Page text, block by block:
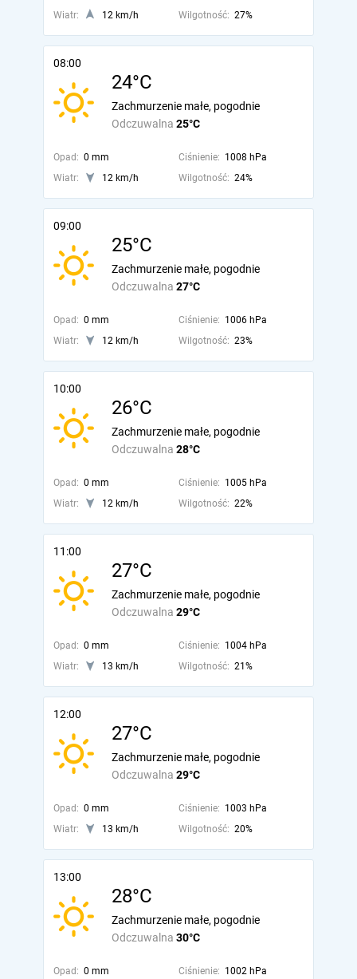
Wiatr: 12 km/h Wilgotność: 27%
08:00
24°C
Odczuwalna 25°C
Zachmurzenie małe, pogodnie
Opad: 0 mm Ciśnienie: 1008 hPa
Wiatr:
12 km/h Wilgotność: 24%
09:00
25°C
Odczuwalna 27°C
Zachmurzenie małe, pogodnie
Opad: 0 mm Ciśnienie: 1006 hPa
Wiatr:
12 km/h Wilgotność: 23%
10:00
26°C
Odczuwalna 28°C
Zachmurzenie małe, pogodnie
Opad: 0 mm Ciśnienie: 1005 hPa
Wiatr:
12 km/h Wilgotność: 22%
11:00
27°C
Odczuwalna 29°C
Zachmurzenie małe, pogodnie
Opad: 0 mm Ciśnienie: 1004 hPa
Wiatr:
13 km/h Wilgotność: 21%
12:00
27°C
Odczuwalna 29°C
Zachmurzenie małe, pogodnie
Opad: 0 mm Ciśnienie: 1003 hPa
Wiatr:
13 km/h Wilgotność: 20%
13:00
28°C
Odczuwalna 30°C
Zachmurzenie małe, pogodnie
Opad: 0 mm Ciśnienie: 1002 hPa